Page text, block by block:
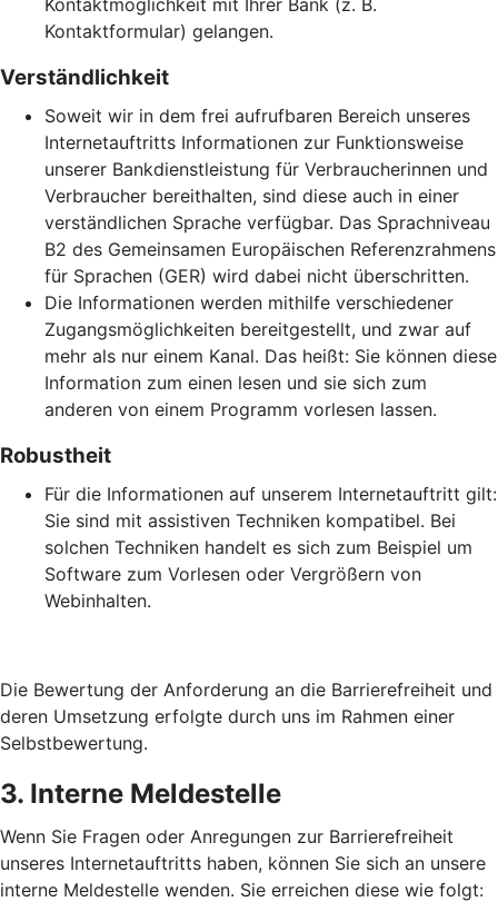
Kontaktmöglichkeit mit Ihrer Bank (z. B.
Kontaktformular) gelangen.
Verständlichkeit
Soweit wir in dem frei aufrufbaren Bereich unseres
Internetauftritts Informationen zur Funktionsweise
unserer Bankdienstleistung für Verbraucherinnen und
Verbraucher bereithalten, sind diese auch in einer
verständlichen Sprache verfügbar. Das Sprachniveau
B2 des Gemeinsamen Europäischen Referenzrahmens
für Sprachen (GER) wird dabei nicht überschritten.
Die Informationen werden mithilfe verschiedener
Zugangsmöglichkeiten bereitgestellt, und zwar auf
mehr als nur einem Kanal. Das heißt: Sie können diese
Information zum einen lesen und sie sich zum
anderen von einem Programm vorlesen lassen.
Robustheit
Für die Informationen auf unserem Internetauftritt gilt:
Sie sind mit assistiven Techniken kompatibel. Bei
solchen Techniken handelt es sich zum Beispiel um
Software zum Vorlesen oder Vergrößern von
Webinhalten.
Die Bewertung der Anforderung an die Barrierefreiheit und
deren Umsetzung erfolgte durch uns im Rahmen einer
Selbstbewertung.
3. Interne Meldestelle
Wenn Sie Fragen oder Anregungen zur Barrierefreiheit
unseres Internetauftritts haben, können Sie sich an unsere
interne Meldestelle wenden. Sie erreichen diese wie folgt: